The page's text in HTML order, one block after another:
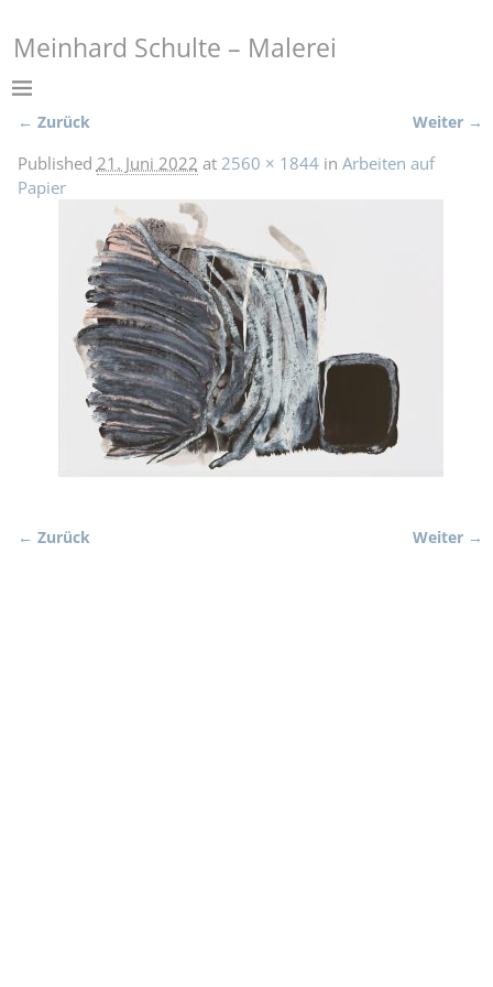
Meinhard Schulte – Malerei
← Zurück Weiter →
Published 21. Juni 2022 at 2560 × 1844in Arbeiten auf
Papier
← Zurück Weiter →